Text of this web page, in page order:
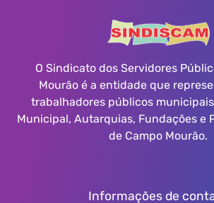
O Sindicato dos Servidores
Mourão é a entidade que
trabalhadores públicos
Municipal, Autarquias, Fundações e
de Campo Mourão.
Informações de